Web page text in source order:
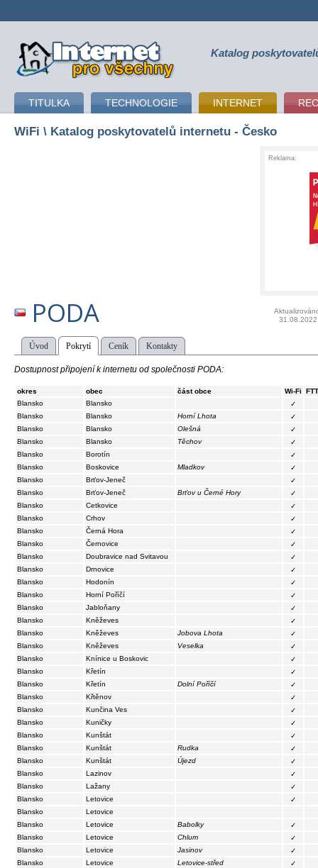
připojení k internetu Katalog
TITULKA TECHNOLOGIE INTERNET
WiFi \ Katalog poskytovatelů internetu - Česko
Reklama:
PODA
31.08.2022
Úvod Pokrytí Ceník Kontakty
Dostupnost připojení k internetu od společnosti PODA:
okres obec část obce Wi-Fi
Blansko
Blansko
✓
Blansko
Blansko Horní Lhota
✓
Blansko
Blansko Olešná
✓
Blansko
Blansko Těchov
✓
Blansko
Borotín
✓
Blansko
Boskovice Mladkov
✓
Blansko
Brťov-Jeneč
✓
Blansko
Brťov-Jeneč Brťov u Černé Hory
✓
Blansko
Cetkovice
✓
Blansko
Crhov
✓
Blansko
Černá Hora
✓
Blansko
Černovice
✓
Blansko
Doubravice nad Svitavou
✓
Blansko
Drnovice
✓
Blansko
Hodonín
✓
Blansko
Horní Poříčí
✓
Blansko
Jabloňany
✓
Blansko
Kněževes
✓
Blansko
Kněževes Jobova Lhota
✓
Blansko
Kněževes Veselka
✓
Blansko
Knínice u Boskovic
✓
Blansko
Křetín
✓
Blansko
Křetín Dolní Poříčí
✓
Blansko
Křtěnov
✓
Blansko
Kunčina Ves
✓
Blansko
Kuničky
✓
Blansko
Kunštát
✓
Blansko
Kunštát Rudka
✓
Blansko
Kunštát Újezd
✓
Blansko
Lazinov
✓
Blansko
Lažany
✓
Blansko
Letovice
✓
Blansko
Letovice
Blansko
Letovice Babolky
✓
Blansko
Letovice Chlum
✓
Blansko
Letovice Jasinov
✓
Blansko
Letovice Letovice-střed
✓